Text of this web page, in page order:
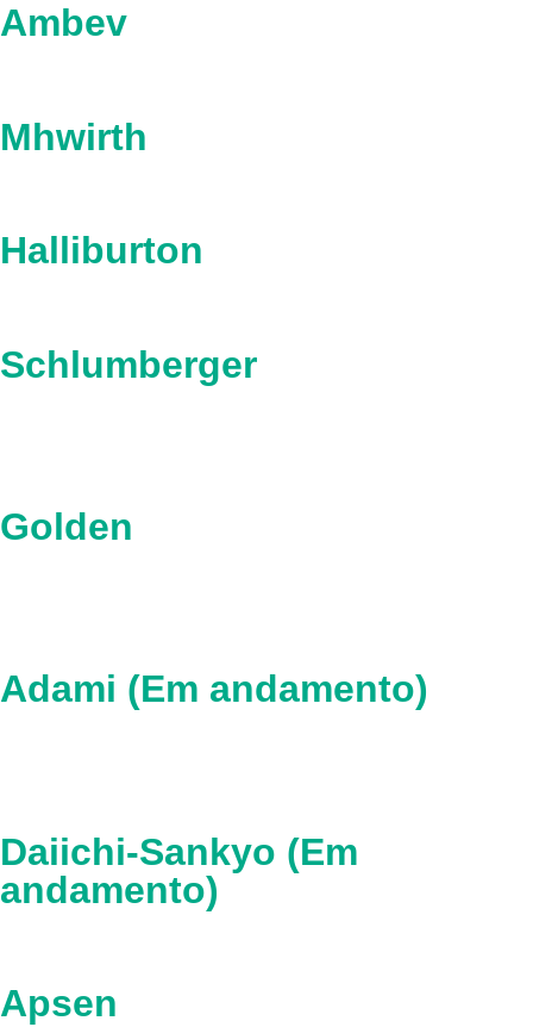
Ambev
Mhwirth
Halliburton
Schlumberger
Golden
Adami (Em andamento)
Daiichi-Sankyo (Em
andamento)
Apsen